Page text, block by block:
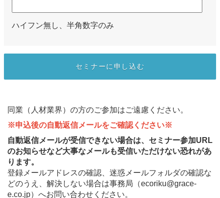
ハイフン無し、半角数字のみ
同業（人材業界）の方のご参加はご遠慮ください。
※申込後の自動返信メールをご確認ください※
自動返信メールが受信できない場合は、セミナー参加URL
のお知らせなど大事なメールも受信いただけない恐れがあ
ります。
登録メールアドレスの確認、迷惑メールフォルダの確認な
どのうえ、解決しない場合は事務局（ecoriku@grace-
e.co.jp）へお問い合わせください。